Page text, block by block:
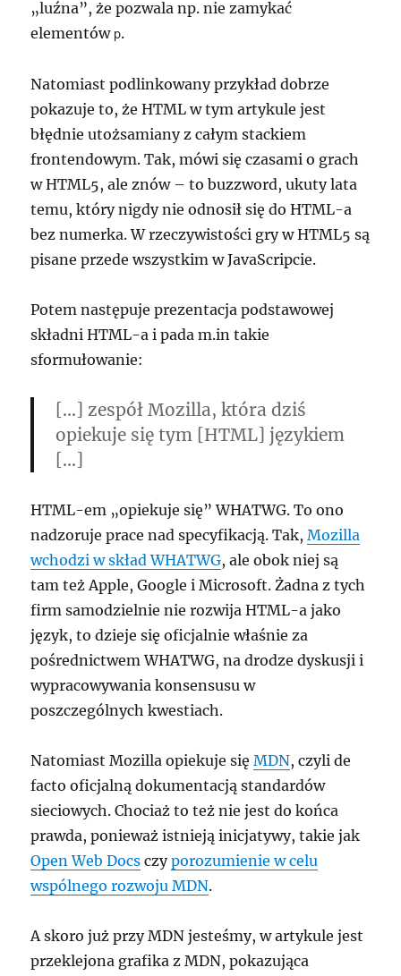
„luźna”, że pozwala np. nie zamykać
elementów p.
Natomiast podlinkowany przykład dobrze
pokazuje to, że HTML w tym artykule jest
błędnie utożsamiany z całym stackiem
frontendowym. Tak, mówi się czasami o grach
w HTML5, ale znów – to buzzword, ukuty lata
temu, który nigdy nie odnosił się do HTML-a
bez numerka. W rzeczywistości gry w HTML5 są
pisane przede wszystkim w JavaScripcie.
Potem następuje prezentacja podstawowej
składni HTML-a i pada m.in takie
sformułowanie:
[…] zespół Mozilla, która dziś
opiekuje się tym [HTML] językiem
[…]
HTML-em „opiekuje się” WHATWG. To ono
nadzoruje prace nad specyfikacją. Tak,Mozilla
wchodzi w skład WHATWG, ale obok niej są
tam też Apple, Google i Microsoft. Żadna z tych
firm samodzielnie nie rozwija HTML-a jako
język, to dzieje się oficjalnie właśnie za
pośrednictwem WHATWG, na drodze dyskusji i
wypracowywania konsensusu w
poszczególnych kwestiach.
Natomiast Mozilla opiekuje sięMDN, czyli de
facto oficjalną dokumentacją standardów
sieciowych. Chociaż to też nie jest do końca
prawda, ponieważ istnieją inicjatywy, takie jak
Open Web Docs czyporozumienie w celu
wspólnego rozwoju MDN.
A skoro już przy MDN jesteśmy, w artykule jest
przeklejona grafika z MDN, pokazująca